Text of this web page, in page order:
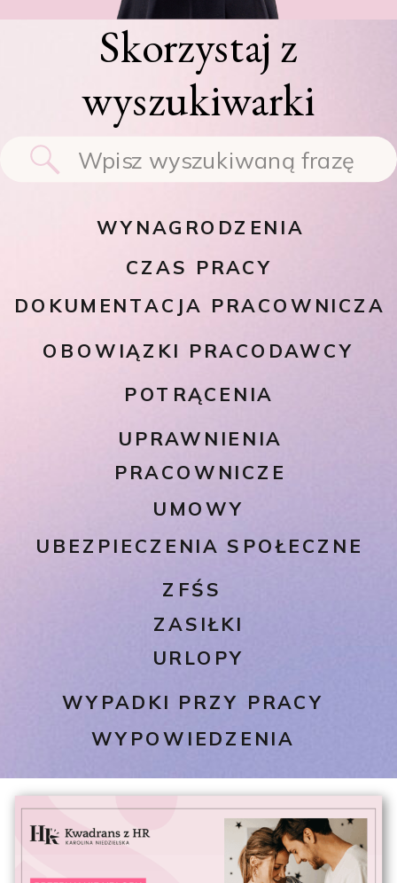
Skorzystaj z
wyszukiwarki
Search
for:
CZAS PRACY
DOKUMENTACJA PRACOWNICZA
OBOWIĄZKI PRACODAWCY
POTRĄCENIA
UMOWY
UBEZPIECZENIA SPOŁECZNE
URLOPY
UPRAWNIENIA
PRACOWNICZE
WYNAGRODZENIA
WYPADKI PRZY PRACY
WYPOWIEDZENIA
ZASIŁKI
ZFŚS